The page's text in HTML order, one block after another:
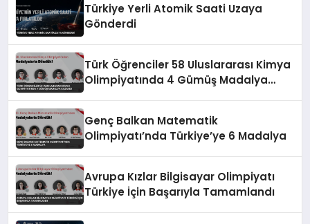
Türkiye Yerli Atomik Saati Uzaya
Gönderdi
Türk Öğrenciler 58 Uluslararası Kimya
Olimpiyatında 4 Gümüş Madalya
Genç Balkan Matematik
Olimpiyatı’nda Türkiye’ye 6 Madalya
Avrupa Kızlar Bilgisayar Olimpiyatı
Türkiye İçin Başarıyla Tamamlandı